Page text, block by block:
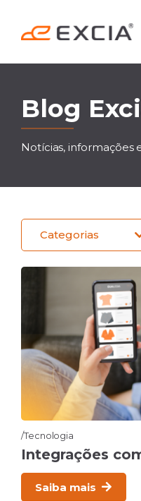
da
Excia
Blog
Notícias, informações
Categorias
Tecnologia
Integrações
Saiba mais